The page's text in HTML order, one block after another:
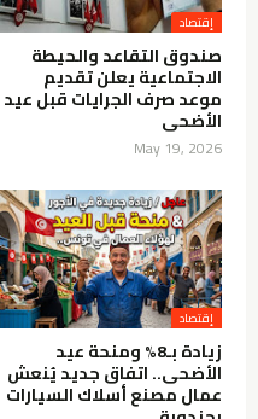
إقتصاد
صندوق التقاعد والحيطة
الاجتماعية يعلن تقديم
موعد صرف الجرايات قبل عيد
الأضحى
May 19, 2026
إقتصاد
زيادة بـ8% ومنحة عيد
الأضحى.. اتفاق جديد يُنعش
عمال مصنع أسلاك السيارات